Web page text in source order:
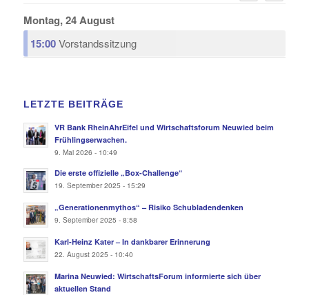
Montag, 24 August
15:00Vorstandssitzung
LETZTE BEITRÄGE
VR Bank RheinAhrEifel und Wirtschaftsforum Neuwied beim
Frühlingserwachen.
9. Mai 2026 - 10:49
Die erste offizielle „Box-Challenge“
19. September 2025 - 15:29
„Generationenmythos“ – Risiko Schubladendenken
9. September 2025 - 8:58
Karl-Heinz Kater – In dankbarer Erinnerung
22. August 2025 - 10:40
Marina Neuwied: WirtschaftsForum informierte sich über
aktuellen Stand